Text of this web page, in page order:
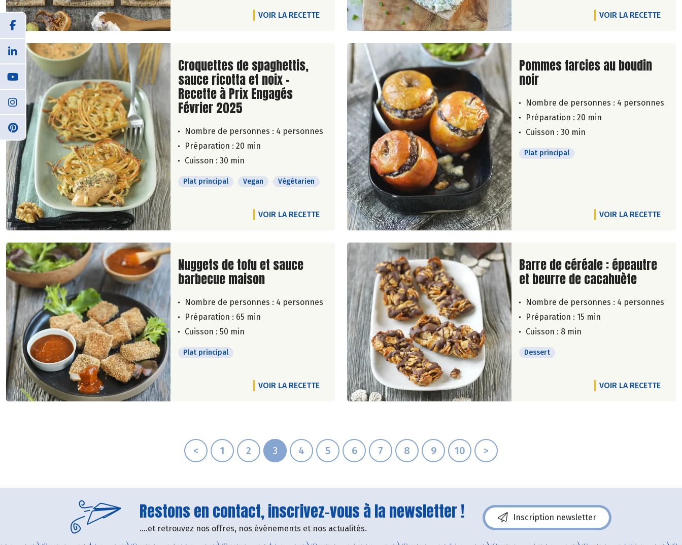
VOIR LA RECETTE VOIR LA RECETTE
Lire la suite de la recette
Croquettes de spaghettis,
sauce ricotta et noix -
Recette à Prix Engagés
Février 2025
Nombre de personnes : 4 personnes
Préparation : 20 min
Cuisson : 30 min
Plat principal Vegan Végétarien
VOIR LA RECETTE
Lire la suite de la recette
Pommes farcies au boudin
noir
Nombre de personnes : 4 personnes
Préparation : 20 min
Cuisson : 30 min
Plat principal
VOIR LA RECETTE
Lire la suite de la recette
Nuggets de tofu et sauce
barbecue maison
Nombre de personnes : 4 personnes
Préparation : 65 min
Cuisson : 50 min
Plat principal
VOIR LA RECETTE
Lire la suite de la recette
Barre de céréale : épeautre
et beurre de cacahuète
Nombre de personnes : 4 personnes
Préparation : 15 min
Cuisson : 8 min
Dessert
VOIR LA RECETTE
< 1 2 3 4 5 6 7 8 9 10 >
Restons en contact, inscrivez-vous à la newsletter !
....et retrouvez nos offres, nos événements et nos actualités.
Inscription newsletter